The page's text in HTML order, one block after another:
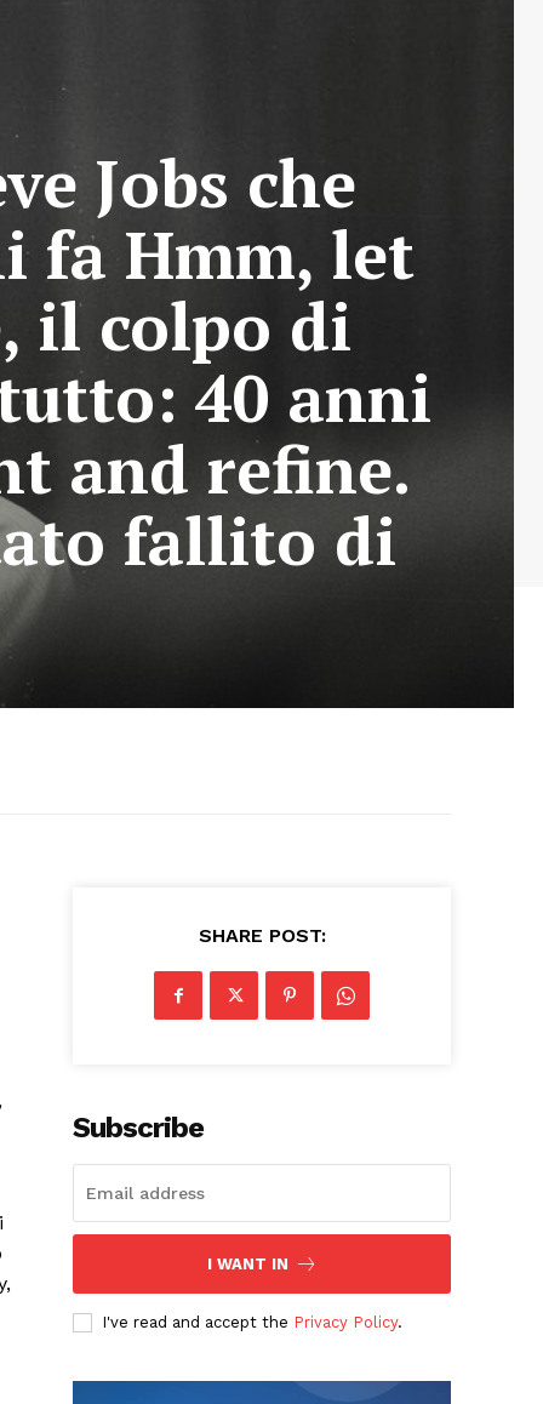
Jobs che
fa Hmm, let
il colpo di
40 anni
and refine.
fallito di
SHARE POST:
Subscribe
I WANT IN
I've read and accept the Privacy Policy.